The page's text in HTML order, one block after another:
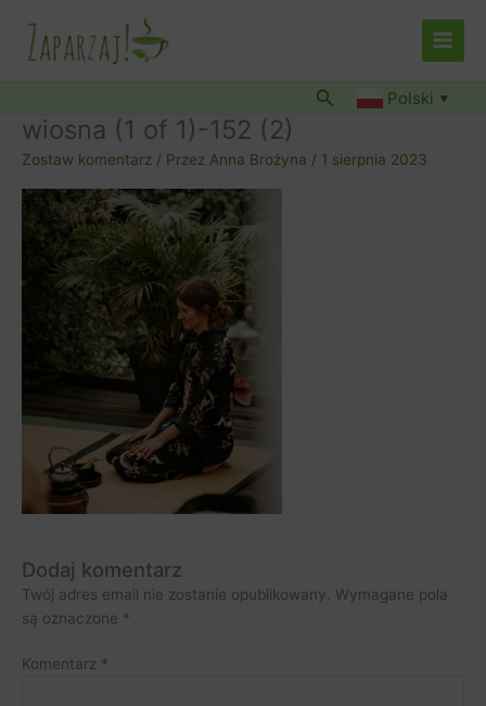
treści
Szukaj Polski ▼
wiosna (1 of 1)-152 (2)
Zostaw komentarz / Przez Anna Brożyna / 1 sierpnia 2023
Dodaj komentarz
Twój adres email nie zostanie opublikowany.
Wymagane pola
są oznaczone *
Komentarz *